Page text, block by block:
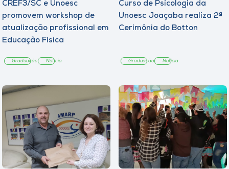
CREF3/SC e Unoesc
promovem workshop de
atualização profissional em
Educação Física
Graduação Notícia
Curso de Psicologia da
Unoesc Joaçaba realiza 2ª
Cerimônia do Botton
Graduação Notícia